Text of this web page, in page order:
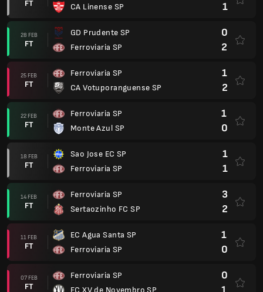
FT
CA Linense SP
1
28 FEB
FT
GD Prudente SP
Ferroviaria SP
0
2
25 FEB
FT
Ferroviaria SP
CA Votuporanguense SP
1
2
22 FEB
FT
Ferroviaria SP
Monte Azul SP
1
0
18 FEB
FT
Sao Jose EC SP
Ferroviaria SP
1
1
14 FEB
FT
Ferroviaria SP
Sertaozinho FC SP
3
2
11 FEB
FT
EC Agua Santa SP
Ferroviaria SP
1
0
07 FEB
FT
Ferroviaria SP
EC XV de Novembro SP
0